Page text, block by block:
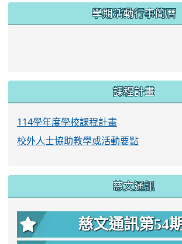
學期活動行事簡曆
課程計畫
114學年度學校課程計畫
校外人士協助教學或活動要點
慈文通訊
慈文通訊第54